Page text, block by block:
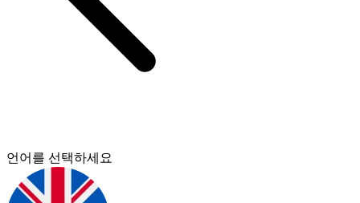
언어를 선택하세요